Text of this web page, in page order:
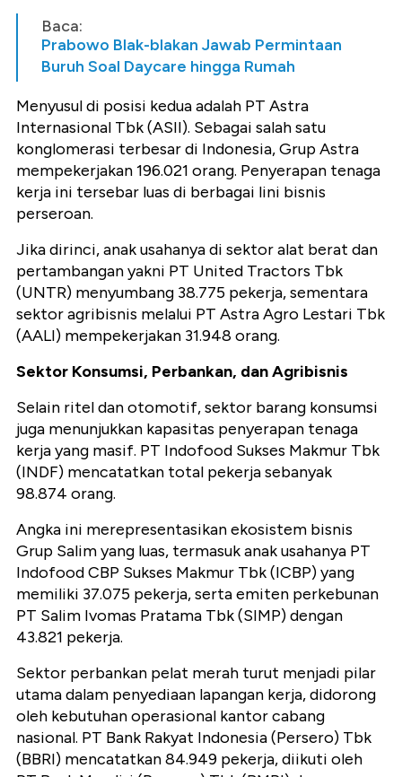
Baca:
Prabowo Blak-blakan Jawab Permintaan
Buruh Soal Daycare hingga Rumah
Menyusul di posisi kedua adalah PT Astra
Internasional Tbk (ASII). Sebagai salah satu
konglomerasi terbesar di Indonesia, Grup Astra
mempekerjakan 196.021 orang. Penyerapan tenaga
kerja ini tersebar luas di berbagai lini bisnis
perseroan.
Jika dirinci, anak usahanya di sektor alat berat dan
pertambangan yakni PT United Tractors Tbk
(UNTR) menyumbang 38.775 pekerja, sementara
sektor agribisnis melalui PT Astra Agro Lestari Tbk
(AALI) mempekerjakan 31.948 orang.
Sektor Konsumsi, Perbankan, dan Agribisnis
Selain ritel dan otomotif, sektor barang konsumsi
juga menunjukkan kapasitas penyerapan tenaga
kerja yang masif. PT Indofood Sukses Makmur Tbk
(INDF) mencatatkan total pekerja sebanyak
98.874 orang.
Angka ini merepresentasikan ekosistem bisnis
Grup Salim yang luas, termasuk anak usahanya PT
Indofood CBP Sukses Makmur Tbk (ICBP) yang
memiliki 37.075 pekerja, serta emiten perkebunan
PT Salim Ivomas Pratama Tbk (SIMP) dengan
43.821 pekerja.
Sektor perbankan pelat merah turut menjadi pilar
utama dalam penyediaan lapangan kerja, didorong
oleh kebutuhan operasional kantor cabang
nasional. PT Bank Rakyat Indonesia (Persero) Tbk
(BBRI) mencatatkan 84.949 pekerja, diikuti oleh